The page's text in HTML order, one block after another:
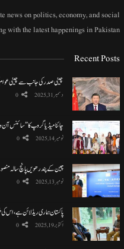
news on politics, economy, and social
with the latest happenings in Pakistan.
Recent Posts
چینی صدر کی جانب سے چینی عوام
دسمبر 31, 2025 0
چائنا میڈیا گروپ کا ”سائنس
نومبر 14, 2025 0
چین کے پندرھویں پانچ سالہ
نومبر 13, 2025 0
پاکستان ہماری ریڈ لائن ہے، اس
اکتوبر 19, 2025 0